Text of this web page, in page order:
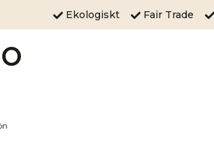
Ekologiskt Fair Trade